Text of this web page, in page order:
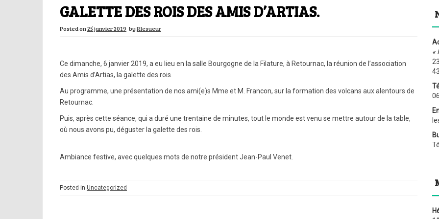
GALETTE DES ROIS DES AMIS D’ARTIAS.
Posted on25 janvier 2019 byRlesueur
Ce dimanche, 6 janvier 2019, a eu lieu en la salle Bourgogne de la Filature, à Retournac, la réunion de l’association
des Amis d’Artias, la galette des rois.
Au programme, une présentation de nos ami(e)s Mme et M. Francon, sur la formation des volcans aux alentours de
Retournac.
Puis, après cette séance, qui a duré une trentaine de minutes, tout le monde est venu se mettre autour de la table,
où nous avons pu, déguster la galette des rois.
Ambiance festive, avec quelques mots de notre président Jean-Paul Venet.
Posted in Uncategorized
«